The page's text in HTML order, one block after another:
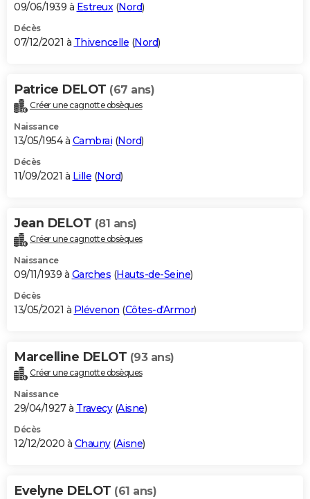
09/06/1939 à Estreux(Nord)
Décès
07/12/2021 à Thivencelle (Nord)
Patrice DELOT (67 ans)
Créer une cagnotte obsèques
Naissance
13/05/1954 à Cambrai (Nord)
Décès
11/09/2021 à Lille (Nord)
Jean DELOT (81 ans)
Créer une cagnotte obsèques
Naissance
09/11/1939 à Garches (Hauts-de-Seine)
Décès
13/05/2021 à Plévenon (Côtes-d'Armor)
Marcelline DELOT (93 ans)
Créer une cagnotte obsèques
Naissance
29/04/1927 à Travecy(Aisne)
Décès
12/12/2020 à Chauny(Aisne)
Evelyne DELOT (61 ans)